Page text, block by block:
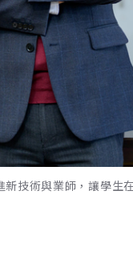
技術與業師，讓學生